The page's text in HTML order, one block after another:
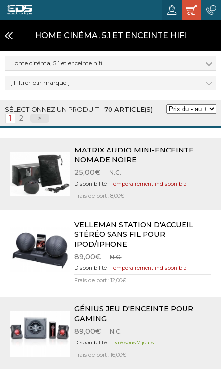
HOME CINÉMA, 5.1 ET ENCEINTE HIFI
Home cinéma, 5.1 et enceinte hifi
[ Filtrer par marque ]
70 ARTICLE(S)
1 2 >
MATRIX AUDIO MINI-ENCEINTE
NOMADE NOIRE
25,00€
N.C.
Temporairement indisponible
Frais de port : 8,00€
VELLEMAN STATION D'ACCUEIL
STÉRÉO SANS FIL POUR
IPOD/IPHONE
89,00€
N.C.
Temporairement indisponible
Frais de port : 12,00€
GÉNIUS JEU D'ENCEINTE POUR
GAMING
89,00€
N.C.
Livré sous 7 jours
Frais de port : 16,00€